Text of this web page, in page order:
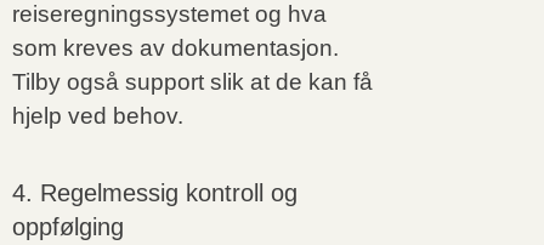
reiseregningssystemet og hva
som kreves av dokumentasjon.
Tilby også support slik at de kan få
hjelp ved behov.
4. Regelmessig kontroll og
oppfølging